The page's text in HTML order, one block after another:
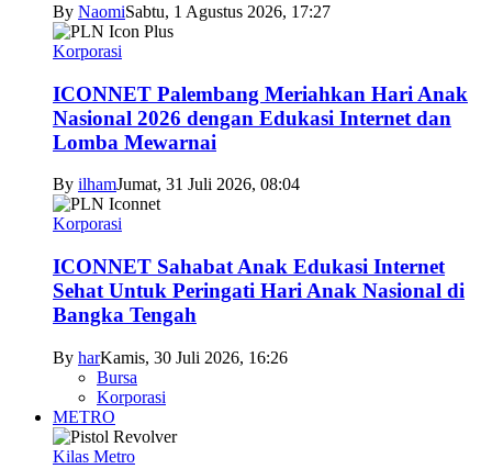
By NaomiSabtu, 1 Agustus 2026, 17:27
Korporasi
ICONNET Palembang Meriahkan Hari Anak
Nasional 2026 dengan Edukasi Internet dan
Lomba Mewarnai
By ilhamJumat, 31 Juli 2026, 08:04
Korporasi
ICONNET Sahabat Anak Edukasi Internet
Sehat Untuk Peringati Hari Anak Nasional di
Bangka Tengah
By harKamis, 30 Juli 2026, 16:26
Bursa
Korporasi
METRO
Kilas Metro